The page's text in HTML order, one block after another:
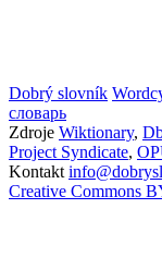
Dobrý slovník
словарь
Zdroje Wiktionary,
Project Syndicate,
Kontakt
Creative Commons